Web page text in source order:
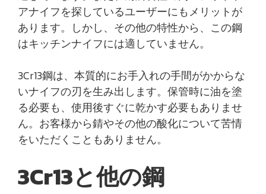
アナイフを探しているユーザーにもメリットが
あります。しかし、その他の特性から、この鋼
はキッチンナイフには適していません。
3Cr13鋼は、本質的にお手入れの手間がかからな
いナイフの刃を生み出します。保管時に油を塗
る必要も、使用後すぐに乾かす必要もありませ
ん。お客様から錆やその他の酸化について苦情
をいただくこともありません。
3Cr13と他の鋼